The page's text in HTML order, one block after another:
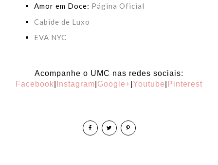
Amor em Doce: Página Oficial
Cabide de Luxo
EVA NYC
Acompanhe o UMC nas redes sociais:
Facebook
Instagram Google+ Youtube Pinterest